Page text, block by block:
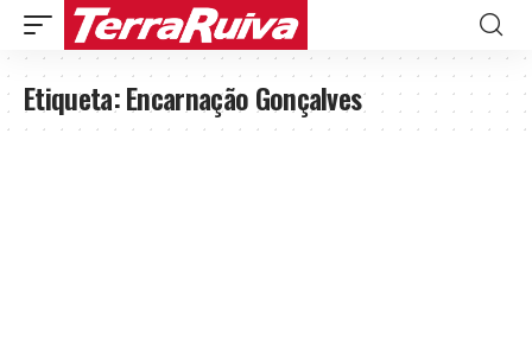
Etiqueta:Encarnação Gonçalves